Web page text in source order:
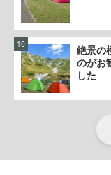
絶景の
のがお
した